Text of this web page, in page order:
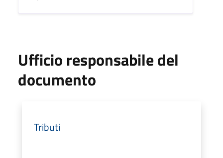
Ufficio responsabile del
documento
Tributi